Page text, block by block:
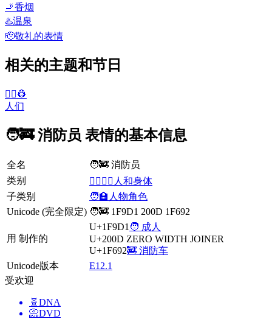
🚬香烟
♨️温泉
🫡敬礼的表情
相关的主题和节日
👨‍✈️👷
人们
🧑‍🚒 消防员 表情的基本信息
全名
🧑‍🚒 消防员
类别
👩‍❤️‍💋‍👨人和身体
子类别
🧑‍🏫人物角色
Unicode (完全限定) 🧑‍🚒 1F9D1 200D 1F692
用 制作的
U+1F9D1 🧑 成人
U+200D ZERO WIDTH JOINER
U+1F692🚒 消防车
Unicode版本
E12.1
受欢迎
🧬 DNA
📀DVD